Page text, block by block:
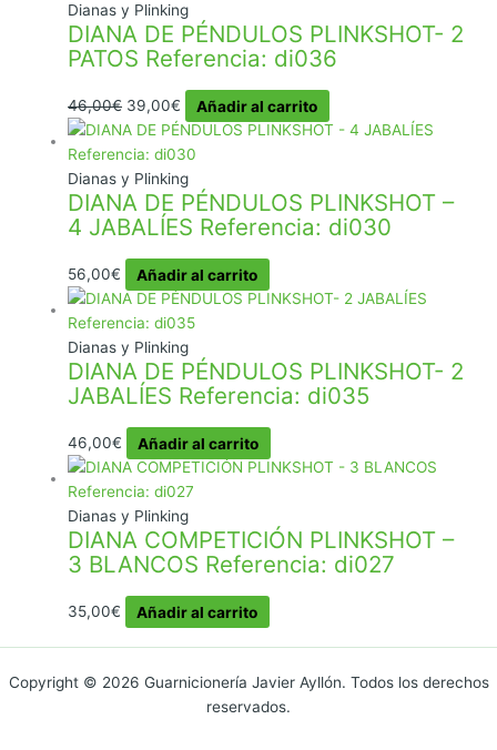
Dianas y Plinking
DIANA DE PÉNDULOS PLINKSHOT- 2
PATOS Referencia: di036
46,00€ El
precio
original
era:
46,00€.
39,00€
precio
actual
es:
39,00€.
Añadir al carrito
Dianas y Plinking
DIANA DE PÉNDULOS PLINKSHOT –
4 JABALÍES Referencia: di030
56,00€ Añadir al carrito
Dianas y Plinking
DIANA DE PÉNDULOS PLINKSHOT- 2
JABALÍES Referencia: di035
46,00€ Añadir al carrito
Dianas y Plinking
DIANA COMPETICIÓN PLINKSHOT –
3 BLANCOS Referencia: di027
35,00€ Añadir al carrito
Copyright © 2026 Guarnicionería Javier Ayllón. Todos los derechos
reservados.